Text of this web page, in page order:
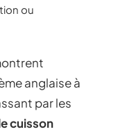
ou
anglaise à
par les
cuisson